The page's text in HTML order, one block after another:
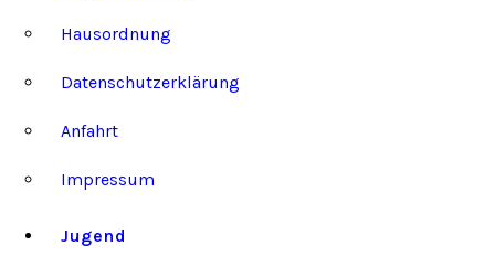
Hausordnung
Datenschutzerklärung
Anfahrt
Impressum
Jugend